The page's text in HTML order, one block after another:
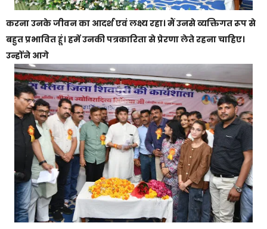
करना उनके जीवन का आदर्श एवं लक्ष्य रहा। मैं उनसे व्यक्तिगत रूप से
बहुत प्रभावित हूं। हमें उनकी पत्रकारिता से प्रेरणा लेते रहना चाहिए।
उन्होंने आगे